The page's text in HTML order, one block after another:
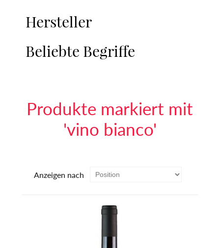
Hersteller
Beliebte Begriffe
Produkte markiert mit
'vino bianco'
Anzeigen nach